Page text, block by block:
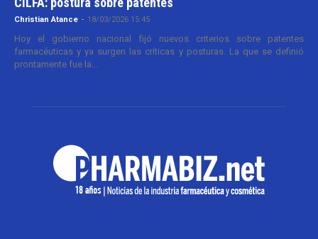
Christian Atance - 18/03/2026 15:45
Hoy el gobierno nacional fijó nuevos criterios sobre patentes
farmacéuticas y ya surgen las críticas y posturas. La que se definió
prontamente fue la...